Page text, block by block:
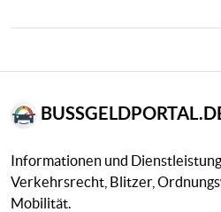
Informationen und
Verkehrsrecht, Blitzer,
Mobilität.